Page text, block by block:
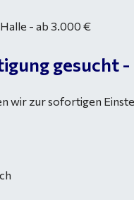
gesucht
wir zur sofortigen